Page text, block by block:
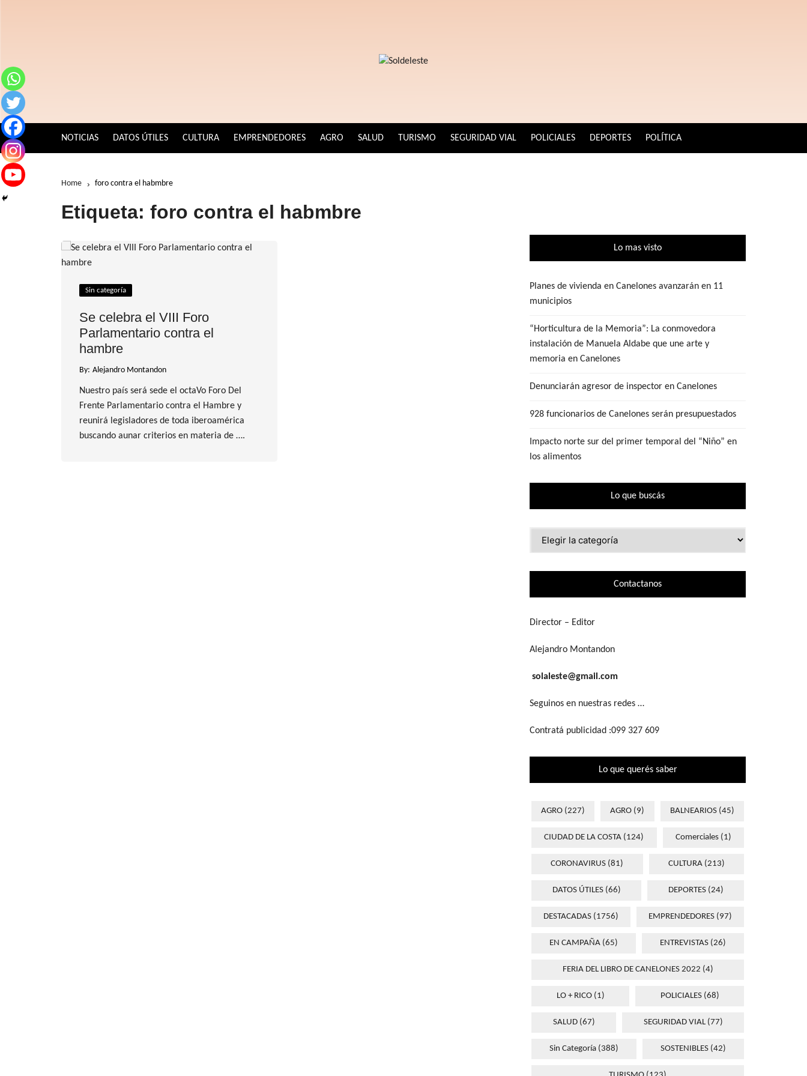
NOTICIAS DATOS ÚTILES CULTURA EMPRENDEDORES AGRO SALUD TURISMO SEGURIDAD VIAL POLICIALES DEPORTES POLÍTICA
Home foro contra el habmbre
Etiqueta: foro contra el habmbre
Sin categoría
Se celebra el VIII Foro
Parlamentario contra el
hambre
By: Alejandro Montandon
Nuestro país será sede el octaVo Foro Del
Frente Parlamentario contra el Hambre y
reunirá legisladores de toda iberoamérica
buscando aunar criterios en materia de ….
Lo mas visto
Planes de vivienda en Canelones avanzarán en 11
municipios
“Horticultura de la Memoria”: La conmovedora
instalación de Manuela Aldabe que une arte y
memoria en Canelones
Denunciarán agresor de inspector en Canelones
928 funcionarios de Canelones serán presupuestados
Impacto norte sur del primer temporal del “Niño” en
los alimentos
Lo que buscás
Contactanos
Director – Editor
Alejandro Montandon
solaleste@gmail.com
Seguinos en nuestras redes …
Contratá publicidad :099 327 609
Lo que querés saber
AGRO (227) AGRO (9) BALNEARIOS(45)
CIUDAD DE LA COSTA (124) Comerciales(1)
CORONAVIRUS (81) CULTURA(213)
DATOS ÚTILES(66) DEPORTES(24)
DESTACADAS (1756) EMPRENDEDORES (97)
EN CAMPAÑA (65) ENTREVISTAS (26)
FERIA DEL LIBRO DE CANELONES 2022 (4)
LO + RICO(1) POLICIALES(68)
SALUD(67) SEGURIDAD VIAL(77)
Sin Categoría (388) SOSTENIBLES (42)